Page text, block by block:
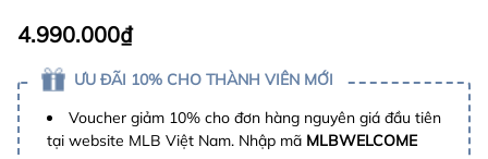
4.990.000₫
ƯU ĐÃI 10% CHO THÀNH VIÊN MỚI
Voucher giảm 10% cho đơn hàng nguyên giá đầu tiên
tại website MLB Việt Nam. Nhập mã MLBWELCOME